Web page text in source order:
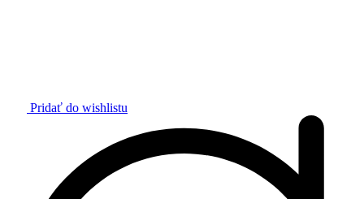
Pridať do wishlistu